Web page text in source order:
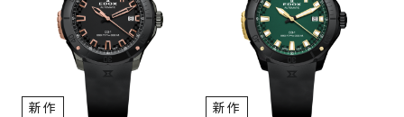
新作 新作